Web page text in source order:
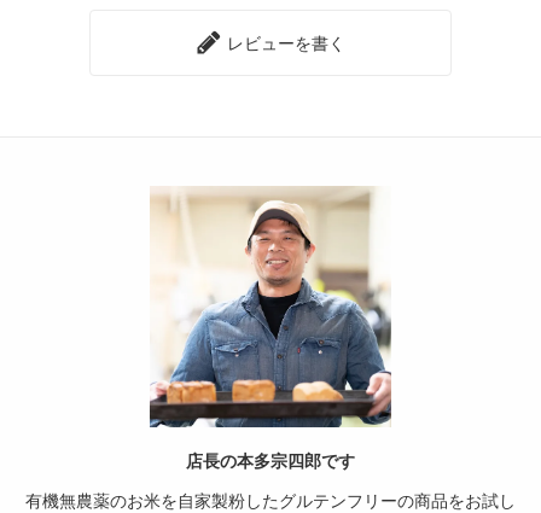
レビューを書く
店長の本多宗四郎です
有機無農薬のお米を自家製粉したグルテンフリーの商品をお試し